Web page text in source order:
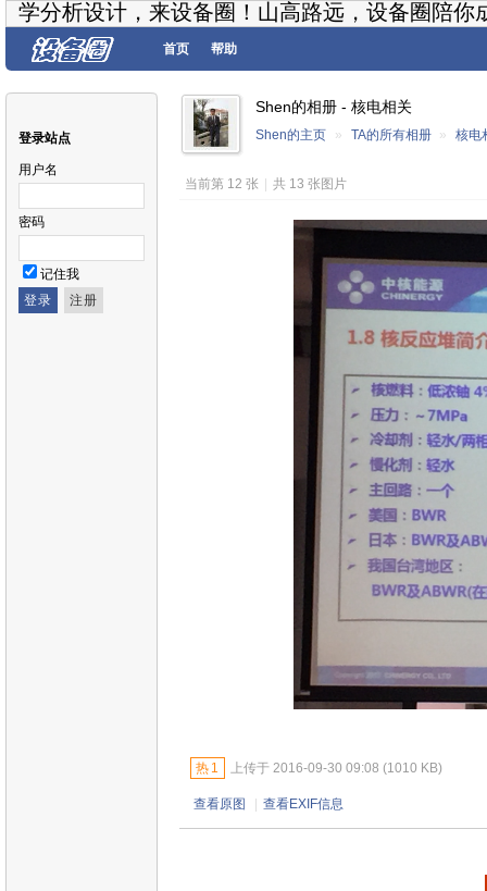
学分析设计，来设备圈！山高路远，设备圈陪你
首页 帮助
登录站点
用户名
密码
记住我
Shen的相册 - 核电相关
Shen的主页 » TA的所有相册 » 核电
当前第 12 张 共 13 张图片
热 1 上传于 2016-09-30 09:08 (1010 KB)
查看原图 查看EXIF信息